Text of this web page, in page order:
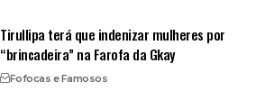
Tirullipa terá que indenizar mulheres por
“brincadeira” na Farofa da Gkay
Fofocas e Famosos